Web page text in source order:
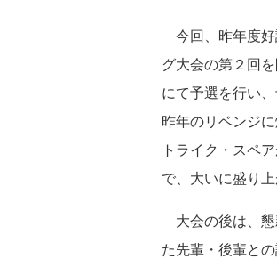
今回、昨年度好
グ大会の第２回
にて予選を行い
昨年のリベンジ
トライク・スペ
で、大いに盛り上
大会の後は、懇
た先輩・後輩と